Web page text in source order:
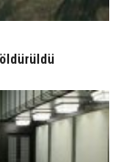
öldürüldü